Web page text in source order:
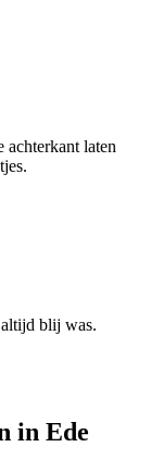
achterkant laten
blij was.
in Ede